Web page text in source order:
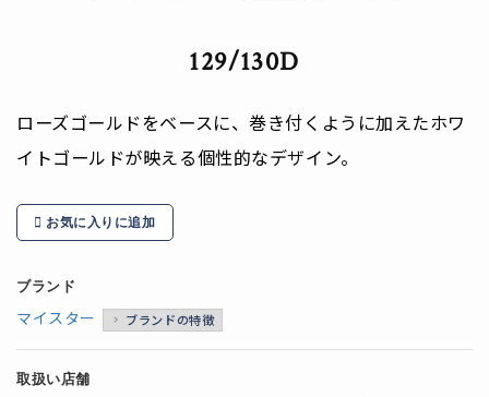
129/130D
ローズゴールドをベースに、巻き付くように加えたホワ
イトゴールドが映える個性的なデザイン。
お気に入りに追加
ブランド
マイスター ブランドの特徴
取扱い店舗